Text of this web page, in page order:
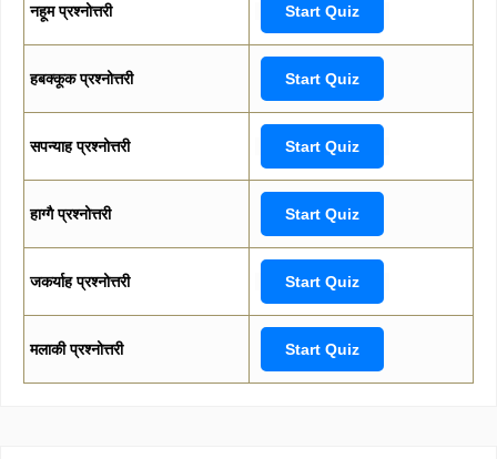
नहूम प्रश्नोत्तरी Start Quiz
हबक्कूक प्रश्नोत्तरी Start Quiz
सपन्याह प्रश्नोत्तरी Start Quiz
हाग्गै प्रश्नोत्तरी Start Quiz
जकर्याह प्रश्नोत्तरी Start Quiz
मलाकी प्रश्नोत्तरी Start Quiz